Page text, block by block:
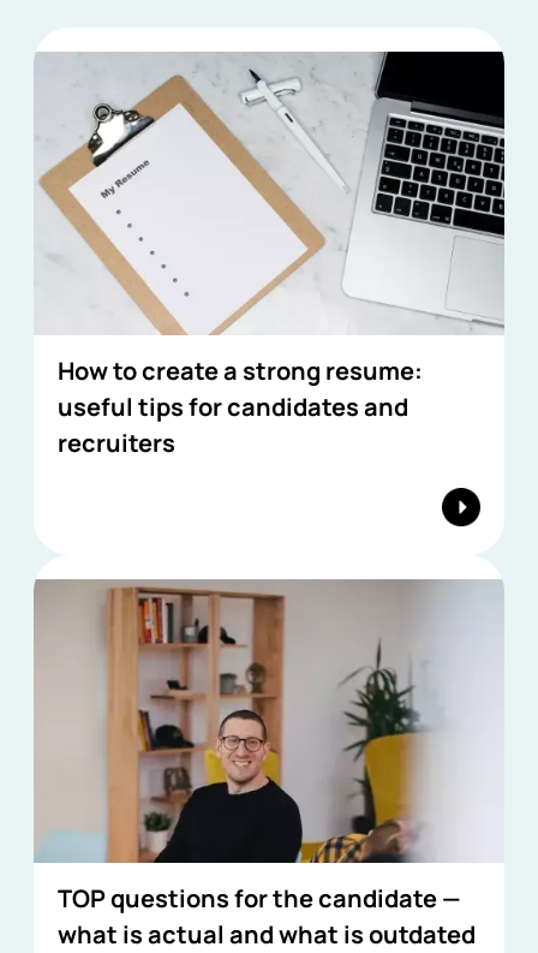
How to create a strong resume:
useful tips for candidates and
recruiters
TOP questions for the candidate —
what is actual and what is outdated